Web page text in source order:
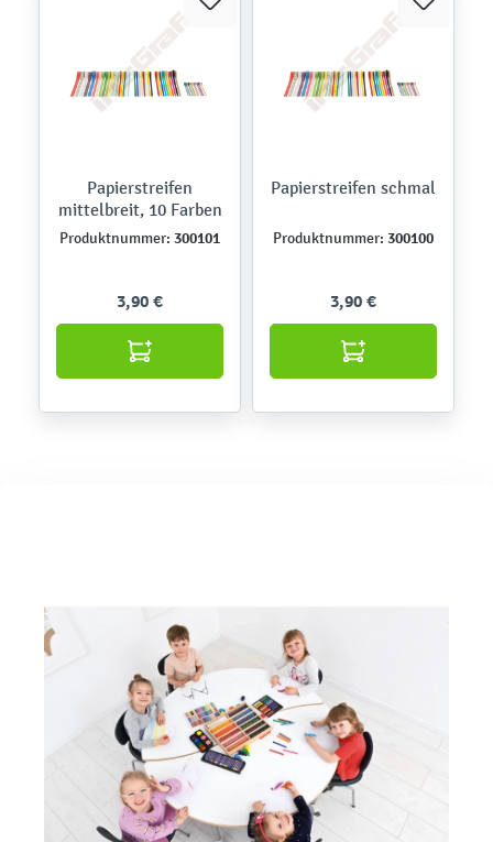
Papierstreifen
mittelbreit, 10 Farben
Produktnummer: 300101
3,90 €
Papierstreifen schmal
Produktnummer: 300100
3,90 €